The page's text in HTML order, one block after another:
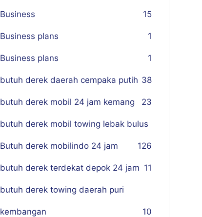
5
Business 1
Business plans 1
Business plans 1
butuh derek daerah cempaka putih 38
butuh derek mobil 24 jam kemang 23
butuh derek mobil towing lebak bulus
26
Butuh derek mobilindo 24 jam 1
butuh derek terdekat depok 24 jam 11
butuh derek towing daerah puri
kembangan 10